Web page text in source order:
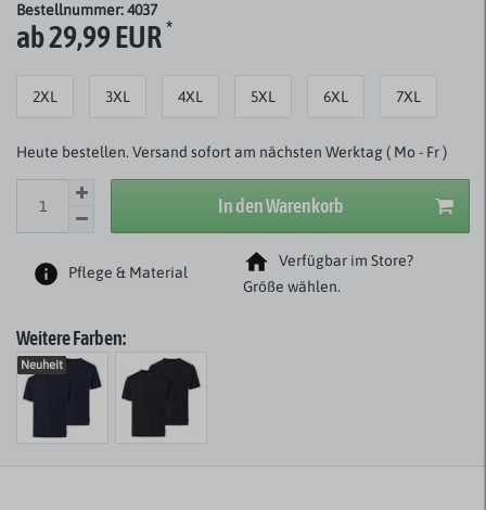
Bestellnummer: 4037
ab 29,99 EUR*
2XL 3XL 4XL 5XL 6XL 7XL
Heute bestellen. Versand sofort am nächsten Werktag ( Mo - Fr )
In den Warenkorb
Pflege & Material
Verfügbar im Store?
Größe wählen.
Weitere Farben:
Neuheit